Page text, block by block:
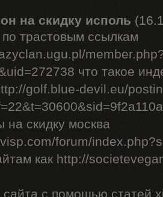
на скидку исполь
по трастовым ссылкам
что такое
golf.blue-devil.eu/
на скидку москва
forum/
как http://
с помощью статей